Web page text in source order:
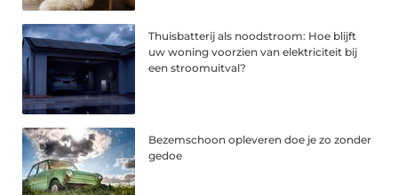
Thuisbatterij als noodstroom: Hoe blijft
uw woning voorzien van elektriciteit bij
een stroomuitval?
Bezemschoon opleveren doe je zo zonder
gedoe